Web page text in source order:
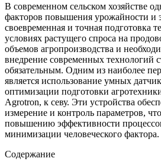
В современном сельском хозяйстве
факторов повышения урожайности и
своевременная и точная подготовка
условиях растущего спроса на
объемов агропроизводства и
внедрение современных технологий
обязательным. Одним из наиболее
является использование умных
оптимизации подготовки
Agrotron, к севу. Эти устройства
измерение и контроль параметров,
повышению эффективности
минимизации человеческого фактора.
Содержание